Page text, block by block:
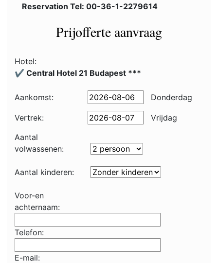
Reservation Tel: 00-36-1-2279614
Prijofferte aanvraag
Hotel:
✔️ Central Hotel 21 Budapest ***
Aankomst: Donderdag
Vertrek:
Vrijdag
Aantal
volwassenen:
Aantal kinderen:
Voor-en
achternaam:
Telefon:
E-mail: